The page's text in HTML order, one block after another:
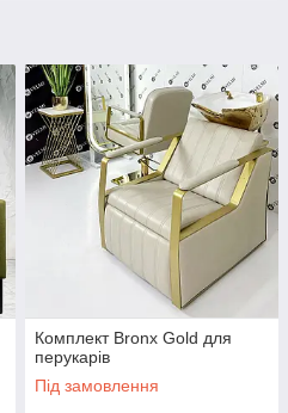
Комплект Bronx Gold для
перукарів
Під замовлення